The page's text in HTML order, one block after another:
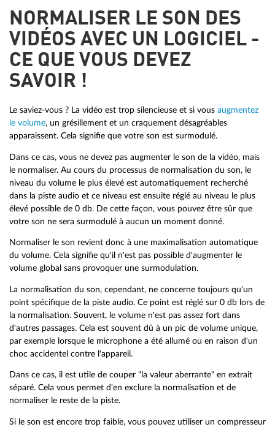
NORMALISER LE SON DES
VIDÉOS AVEC UN LOGICIEL -
CE QUE VOUS DEVEZ
SAVOIR !
Le saviez-vous ? La vidéo est trop silencieuse et si vous augmentez
le volume, un grésillement et un craquement désagréables
apparaissent. Cela signifie que votre son est surmodulé.
Dans ce cas, vous ne devez pas augmenter le son de la vidéo, mais
le normaliser. Au cours du processus de normalisation du son, le
niveau du volume le plus élevé est automatiquement recherché
dans la piste audio et ce niveau est ensuite réglé au niveau le plus
élevé possible de 0 db. De cette façon, vous pouvez être sûr que
votre son ne sera surmodulé à aucun un moment donné.
Normaliser le son revient donc à une maximalisation automatique
du volume. Cela signifie qu'il n'est pas possible d'augmenter le
volume global sans provoquer une surmodulation.
La normalisation du son, cependant, ne concerne toujours qu'un
point spécifique de la piste audio. Ce point est réglé sur 0 db lors de
la normalisation. Souvent, le volume n'est pas assez fort dans
d'autres passages. Cela est souvent dû à un pic de volume unique,
par exemple lorsque le microphone a été allumé ou en raison d'un
choc accidentel contre l'appareil.
Dans ce cas, il est utile de couper "la valeur aberrante" en extrait
séparé. Cela vous permet d'en exclure la normalisation et de
normaliser le reste de la piste.
Si le son est encore trop faible, vous pouvez utiliser un compresseur